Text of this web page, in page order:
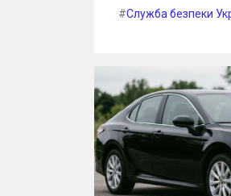
#Служба безпеки